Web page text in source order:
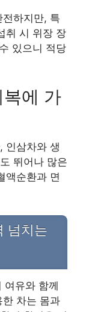
하지만, 특
취 시 위장 장
있으니 적당
에 가
인삼차와 생
뛰어나 많은
액순환과 면
넘치는
여유와 함께
차는 몸과